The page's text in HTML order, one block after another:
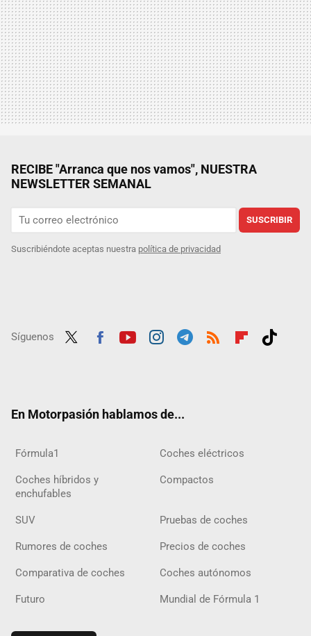
RECIBE "Arranca que nos vamos", NUESTRA
NEWSLETTER SEMANAL
SUSCRIBIR
Suscribiéndote aceptas nuestra política de privacidad
Síguenos
En Motorpasión hablamos de...
Fórmula1 Coches eléctricos
Coches híbridos y
enchufables
Compactos
SUV Pruebas de coches
Rumores de coches Precios de coches
Comparativa de coches Coches autónomos
Futuro Mundial de Fórmula 1